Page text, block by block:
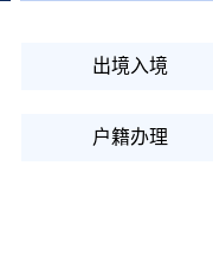
出境入境
户籍办理